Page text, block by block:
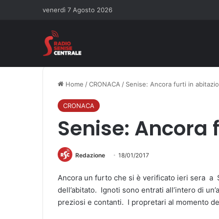
venerdì 7 Agosto 2026
Home /CRONACA / Senise: Ancora furti in
CRONACA
Senise:
Redazione 18/01/2017
Ancora un furto che si è verificato ieri sera a
dell’abitato. Ignoti sono entrati all’intero di
preziosi e contanti. I propretari al momento